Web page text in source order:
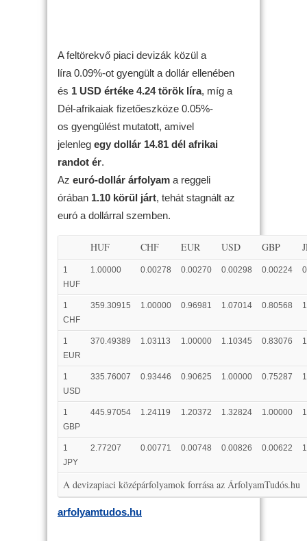
A feltörekvő piaci devizák közül a
líra 0.09%-ot gyengült a dollár ellenében
és 1 USD értéke 4.24 török líra, míg a
Dél-afrikaiak fizetőeszköze 0.05%-
os gyengülést mutatott, amivel
jelenleg egy dollár 14.81 dél afrikai
randot ér.
Az euró-dollár árfolyam a reggeli
órában 1.10 körül járt, tehát stagnált az
euró a dollárral szemben.
HUF CHF EUR USD GBP
1
HUF
1.00000 0.00278 0.00270 0.00298 0.00224
1
CHF
359.30915 1.00000 0.96981 1.07014 0.80568
1
EUR
370.49389 1.03113 1.00000 1.10345 0.83076
1
USD
335.76007 0.93446 0.90625 1.00000 0.75287
1
GBP
445.97054 1.24119 1.20372 1.32824 1.00000
1
JPY
2.77207 0.00771 0.00748 0.00826 0.00622
A devizapiaci középárfolyamok forrása az ÁrfolyamTudós.hu
arfolyamtudos.hu